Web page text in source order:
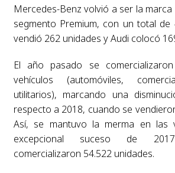
Mercedes-Benz volvió a ser la marca
segmento Premium, con un total de
vendió 262 unidades y Audi colocó
El año pasado se
vehículos (automóviles,
utilitarios), marcando una
respecto a 2018, cuando se
Así, se mantuvo la merma en las
excepcional suceso de
comercializaron 54.522 unidades.